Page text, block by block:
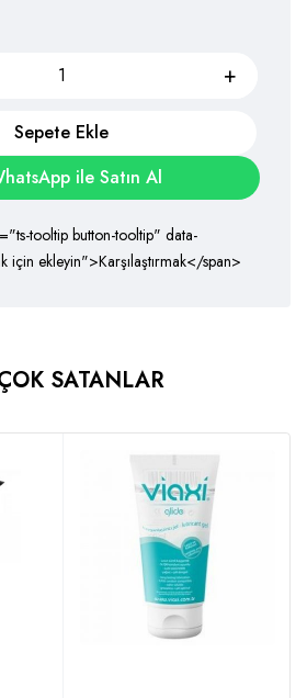
Sepete Ekle
ile Satın Al
tooltip button-tooltip" data-
için ekleyin">Karşılaştırmak</span>
SATANLAR